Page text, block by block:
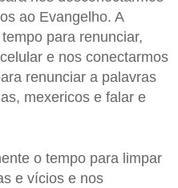
ao Evangelho. A
para renunciar,
e nos conectarmos
renunciar a palavras
mexericos e falar e
o tempo para limpar
e vícios e nos